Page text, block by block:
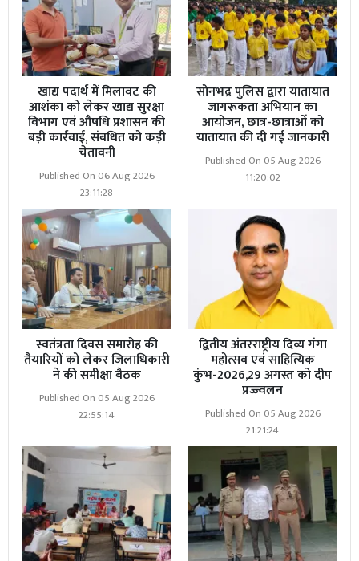
Read More खजनी तहसील में नि:शुल्क स्वास्थ्य शिविर
संपन्न, सैकड़ों लोगों ने कराया स्वास्थ्य परीक्षण
मृतक के भाई दिनेश कुमार यादव ने आरोप लगाया कि तत्कालीन
एसएचओ आदि ने प्रभावशाली लोगों के दबाव में आकर मामले को
एक्सीडेंट साबित करने का प्रयास किया।परिजनों का कहना है कि
न्याय की उम्मीद में लगातार पुलिस अधीक्षक से गुहार लगाने के बाद
मामले की दोबारा जांच कराई गई।परिजनों के अनुसार वर्तमान
घोरावल इंस्पेक्टर बृजेश सिंह द्वारा की गई विवेचना में पहले की जांच
पर कई सवाल खड़े हुए हैं। जांच में तथ्य सामने आया कि घटना पूर्व
Read Moreनगर बाजार–कप्तानगंज संपर्क मार्ग बदहाल, गड्ढों
और कीचड़ से राहगीरों का चलना हुआ मुश्किल
खाद्य पदार्थ में मिलावट की
आशंका को लेकर खाद्य सुरक्षा
विभाग एवं औषधि प्रशासन की
बड़ी कार्रवाई, संबधित को कड़ी
चेतावनी
Published On 06 Aug 2026
23:11:28
सोनभद्र पुलिस द्वारा यातायात
जागरूकता अभियान का
आयोजन, छात्र-छात्राओं को
यातायात की दी गई जानकारी
Published On 05 Aug 2026
11:20:02
स्वतंत्रता दिवस समारोह की
तैयारियों को लेकर जिलाधिकारी
ने की समीक्षा बैठक
Published On 05 Aug 2026
22:55:14
द्वितीय अंतरराष्ट्रीय दिव्य गंगा
महोत्सव एवं साहित्यिक
कुंभ-2026,29 अगस्त को दीप
प्रज्ज्वलन
Published On 05 Aug 2026
21:21:24